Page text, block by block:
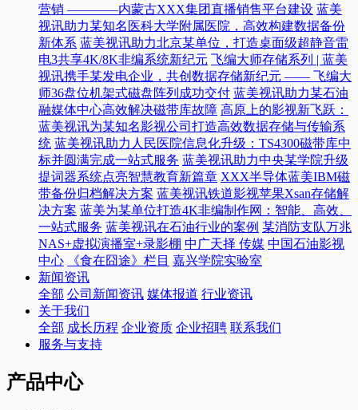
营销 ————内蒙古XXX集团直播销售平台建设 蓝美
视讯助力某知名医科大学附属医院，高效构建数据备份
新体系 蓝美视讯助力北京某单位，打造桌面级超静音雷
电3共享4K/8K非编系统新纪元 飞编大师存储系列 | 蓝美
视讯携手某发电企业，共创数据存储新纪元 —— 飞编大
师36盘位机架式磁盘阵列成功交付 蓝美视讯助力某石油
融媒体中心高效解决磁带库故障 高原上的影视新飞跃：
蓝美视讯为某知名影视公司打造高效数据存储与传输系
统 蓝美视讯助力人民医院信息化升级：TS4300磁带库中
标并圆满完成一站式服务 蓝美视讯助力中央某学院升级
提词器系统点亮智慧教育新篇章 XXX半导体蓝美IBM磁
带备份归档解决方案 蓝美视讯铁道影视苹果Xsan存储解
决方案 蓝美为某单位打造4K非编制作网：智能、高效、
一站式服务 蓝美视讯在石油行业的案例 某消防支队万兆
NAS+虚拟演播室+录影棚 中广天择 传媒 中国石油影视
中心
《食在囧途》栏目 嘉兴学院实验室
新闻资讯
全部 公司新闻资讯 媒体报道 行业资讯
关于我们
全部 成长历程 企业资质 企业招聘 联系我们
服务与支持
产品中心